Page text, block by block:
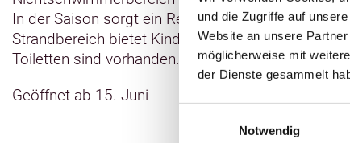
und die Zugriffe auf
Website an unsere
möglicherweise mit
der Dienste gesammelt
Notwendig
In der Saison sorgt ein Rettungsschwimmer für
Strandbereich bietet Kindern gute
Toiletten sind vorhanden.
Geöffnet ab 15. Juni